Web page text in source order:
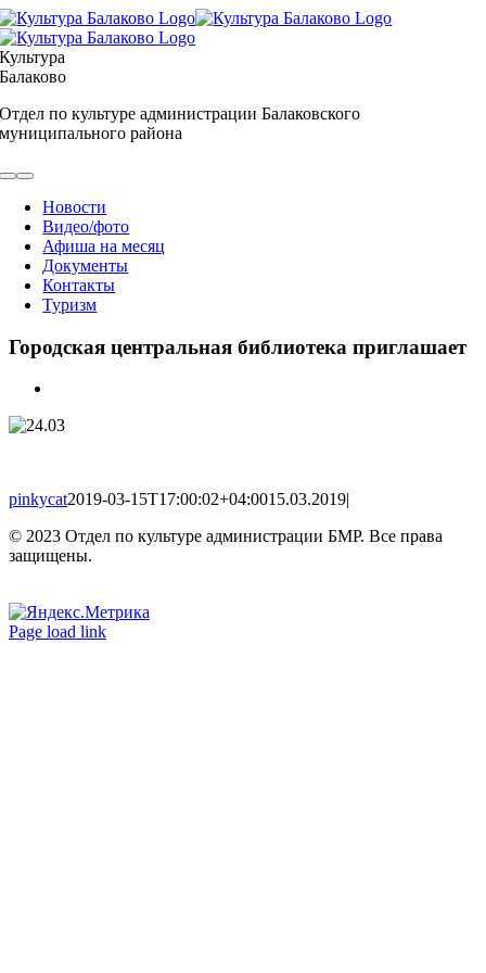
Skip
to
content
Культура
Балаково
Отдел по культуре администрации Балаковского
муниципального района
Toggle
NavigationНовости
Видео/фото
Афиша на месяц
Документы
Контакты
Туризм
Городская центральная библиотека приглашает
Image
pinkycat2019-03-15T17:00:02+04:0015.03.2019|
© 2023 Отдел по культуре администрации БМР. Все права
защищены.
Вконтакте
Одноклассники
Page load link